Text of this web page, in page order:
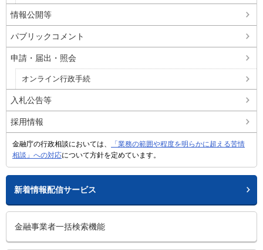
情報公開等
パブリックコメント
申請・届出・照会
オンライン行政手続
入札公告等
採用情報
金融庁の行政相談においては、
「業務の範囲や程度を明らかに超える苦情
相談」への対応について方針を定めています。
新着情報配信サービス
金融事業者一括検索機能